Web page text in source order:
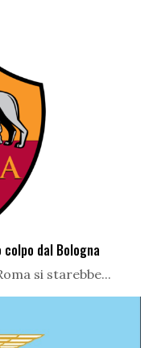
dal Bologna
si starebbe...